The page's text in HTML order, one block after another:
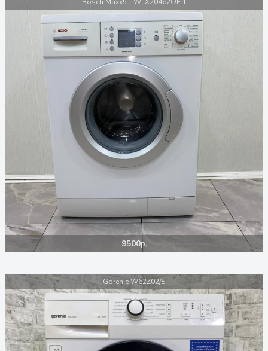
Bosch Maxx5 - WLX20462OE 1
9500р.
Gorenje W62Z02/S